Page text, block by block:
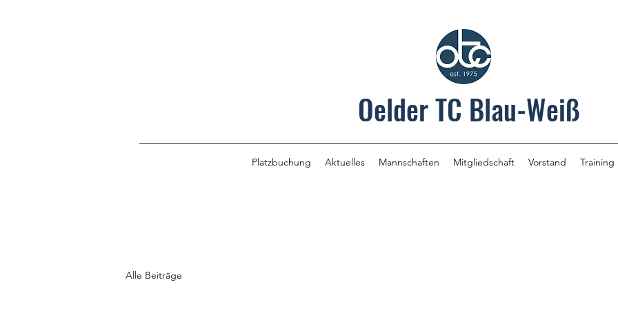
Oelder TC Blau-Weiß
Platzbuchung Aktuelles Mannschaften Mitgliedschaft Vorstand Training
Alle Beiträge